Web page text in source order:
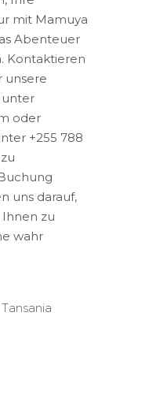
mit Mamuya
Abenteuer
Kontaktieren
unsere
unter
oder
+255 788
uns darauf,
zu
wahr